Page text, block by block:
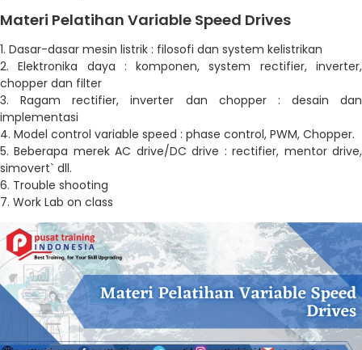
Materi Pelatihan Variable Speed Drives
1. Dasar-dasar mesin listrik : filosofi dan system kelistrikan
2. Elektronika daya : komponen, system rectifier, inverter,
chopper dan filter
3. Ragam rectifier, inverter dan chopper : desain dan
implementasi
4. Model control variable speed : phase control, PWM, Chopper.
5. Beberapa merek AC drive/DC drive : rectifier, mentor drive,
simovert` dll.
6. Trouble shooting
7. Work Lab on class